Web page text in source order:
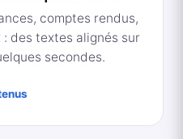
comptes rendus,
des textes alignés sur
secondes.